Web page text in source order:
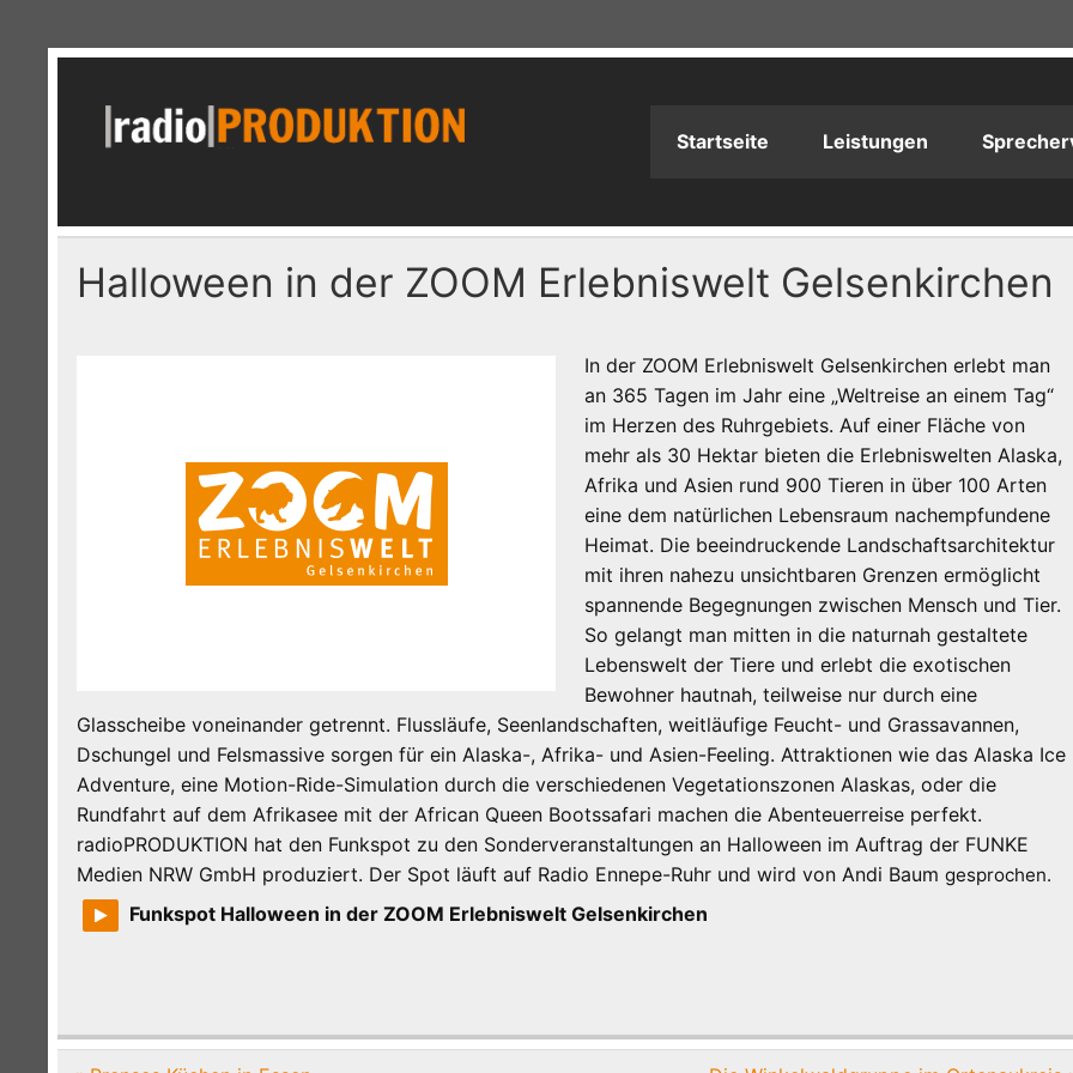
content
radioPRODUKTION
Startseite Leistungen
Halloween in der ZOOM Erlebniswelt Gelsenkirchen
In der ZOOM Erlebniswelt Gelsenkirchen erlebt man
an 365 Tagen im Jahr eine „Weltreise an einem Tag“
im Herzen des Ruhrgebiets. Auf einer Fläche von
mehr als 30 Hektar bieten die Erlebniswelten Alaska,
Afrika und Asien rund 900 Tieren in über 100 Arten
eine dem natürlichen Lebensraum nachempfundene
Heimat. Die beeindruckende Landschaftsarchitektur
mit ihren nahezu unsichtbaren Grenzen ermöglicht
spannende Begegnungen zwischen Mensch und Tier.
So gelangt man mitten in die naturnah gestaltete
Lebenswelt der Tiere und erlebt die exotischen
Bewohner hautnah, teilweise nur durch eine
Glasscheibe voneinander getrennt. Flussläufe, Seenlandschaften, weitläufige Feucht- und Grassavannen,
Dschungel und Felsmassive sorgen für ein Alaska-, Afrika- und Asien-Feeling. Attraktionen wie das Alaska Ice
Adventure, eine Motion-Ride-Simulation durch die verschiedenen Vegetationszonen Alaskas, oder die
Rundfahrt auf dem Afrikasee mit der African Queen Bootssafari machen die Abenteuerreise perfekt.
radioPRODUKTION hat den Funkspot zu den Sonderveranstaltungen an Halloween im Auftrag der FUNKE
Medien NRW GmbH produziert. Der Spot läuft auf Radio Ennepe-Ruhr und wird von Andi Baumgesprochen.
Funkspot Halloween in der ZOOM Erlebniswelt Gelsenkirchen